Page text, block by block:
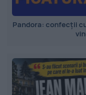
Pandora: confecții